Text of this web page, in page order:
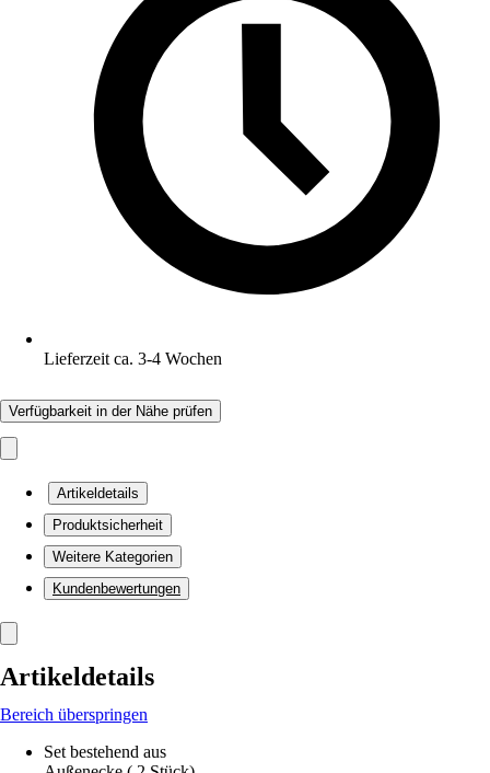
Lieferzeit ca. 3-4 Wochen
Verfügbarkeit in der Nähe prüfen
Artikeldetails
Produktsicherheit
Weitere Kategorien
Kundenbewertungen
Artikeldetails
Bereich überspringen
Set bestehend aus